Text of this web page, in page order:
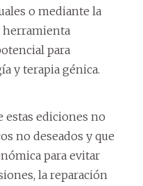
o mediante la
herramienta
para
y terapia génica.
estas ediciones no
no deseados y que
para evitar
la reparación